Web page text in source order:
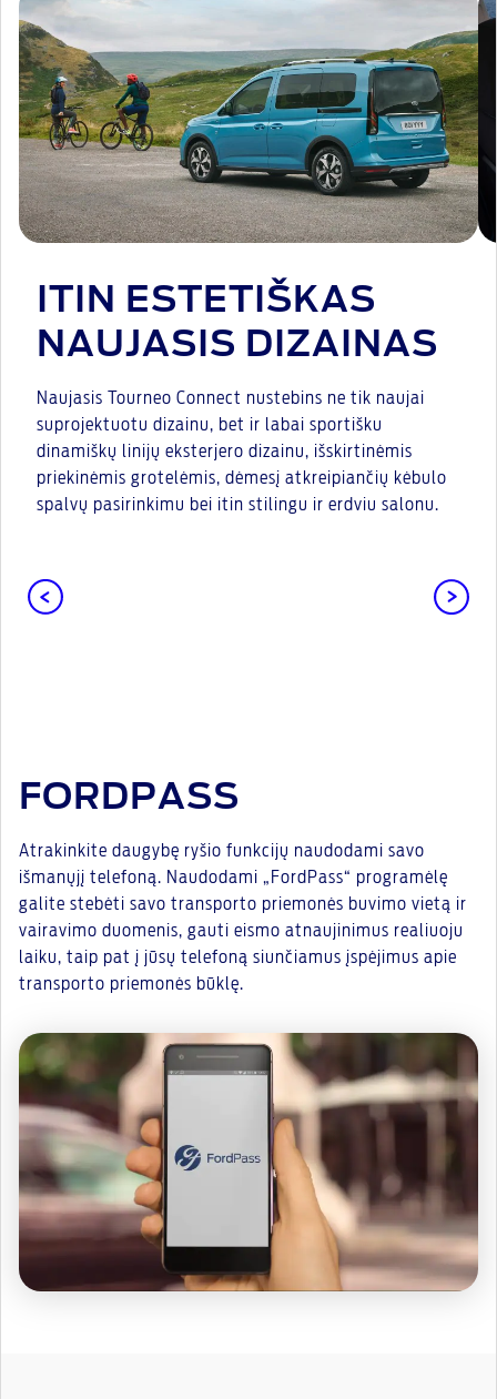
ITIN ESTETIŠKAS
NAUJASIS DIZAINAS
Naujasis Tourneo Connect nustebins ne tik naujai
suprojektuotu dizainu, bet ir labai sportišku
dinamiškų linijų eksterjero dizainu, išskirtinėmis
priekinėmis grotelėmis, dėmesį atkreipiančių kėbulo
spalvų pasirinkimu bei itin stilingu ir erdviu salonu.
FORDPASS
Atrakinkite daugybę ryšio funkcijų naudodami savo
išmanųjį telefoną. Naudodami „FordPass“ programėlę
galite stebėti savo transporto priemonės buvimo vietą ir
vairavimo duomenis, gauti eismo atnaujinimus realiuoju
laiku, taip pat į jūsų telefoną siunčiamus įspėjimus apie
transporto priemonės būklę.